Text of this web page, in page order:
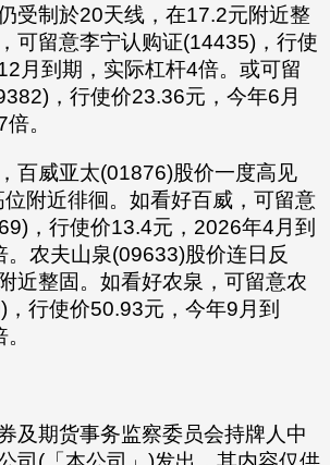
受制於20天线，在17.2元附近整
可留意李宁认购证(14435)，行使
月到期，实际杠杆4倍。或可留
，行使价23.36元，今年6月
。
百威亚太(01876)股价一度高见
附近徘徊。如看好百威，可留意
，行使价13.4元，2026年4月到
。农夫山泉(09633)股价连日反
近整固。如看好农泉，可留意农
行使价50.93元，今年9月到
及期货事务监察委员会持牌人中